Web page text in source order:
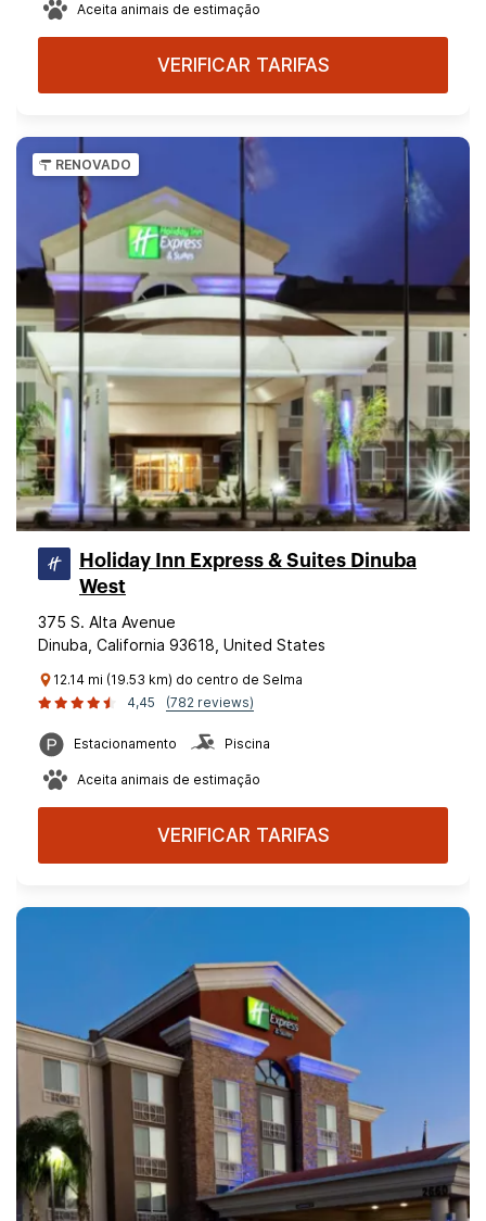
Aceita animais de estimação
VERIFICAR TARIFAS
RENOVADO
Holiday Inn Express & Suites Dinuba
West
375 S. Alta Avenue
Dinuba, California 93618, United States
12.14 mi (19.53 km) do centro de Selma
4,45
(782 reviews)
Estacionamento Piscina
Aceita animais de estimação
VERIFICAR TARIFAS